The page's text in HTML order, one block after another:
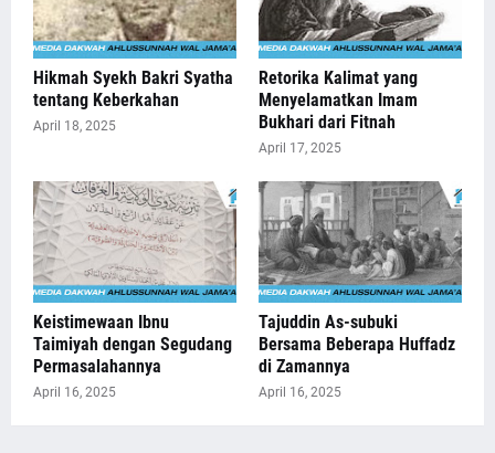
Hikmah Syekh Bakri Syatha
tentang Keberkahan
April 18, 2025
Retorika Kalimat yang
Menyelamatkan Imam
Bukhari dari Fitnah
April 17, 2025
Keistimewaan Ibnu
Taimiyah dengan Segudang
Permasalahannya
April 16, 2025
Tajuddin As-subuki
Bersama Beberapa Huffadz
di Zamannya
April 16, 2025